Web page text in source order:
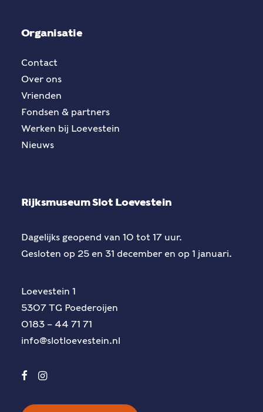
Organisatie
Contact
Over ons
Vrienden
Fondsen & partners
Werken bij Loevestein
Nieuws
Rijksmuseum Slot Loevestein
Dagelijks geopend van 10 tot 17 uur.
Gesloten op 25 en 31 december en op 1 januari.
Loevestein 1
5307 TG Poederoijen
0183 – 44 71 71
info@slotloevestein.nl